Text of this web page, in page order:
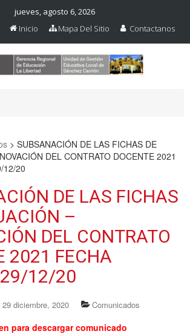
jueves, agosto 6, 2026
Inicio
Mapa Del Sitio Contactanos
> SUBSANACIÓN DE LAS FICHAS DE
DEL CONTRATO DOCENTE 2021
12/20
DE LAS FICHAS
–
DEL CONTRATO
2021 FECHA
12/20
29 diciembre, 2020 Comunicados
para descargar comunicado